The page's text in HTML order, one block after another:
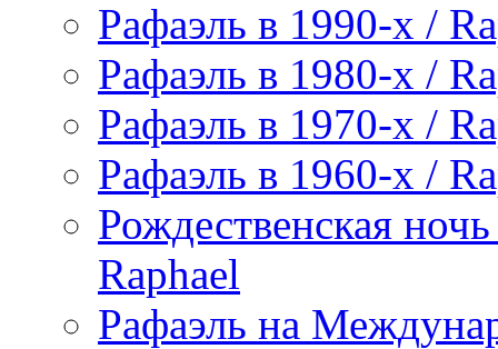
Рафаэль в 1990-х /
Рафаэль в 1980-х /
Рафаэль в 1970-х /
Рафаэль в 1960-х /
Рождественская
Raphael
Рафаэль на